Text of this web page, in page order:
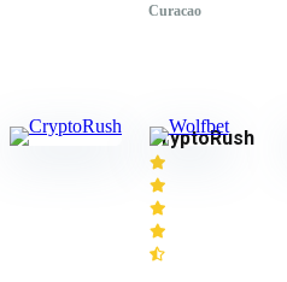
Curacao
CryptoRush